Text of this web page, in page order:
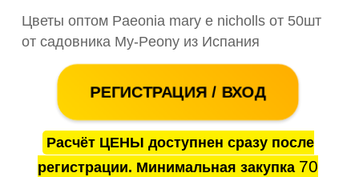
Цветы оптом Paeonia mary e nicholls от 50шт
от садовника My-Peony из Испания
РЕГИСТРАЦИЯ / ВХОД
Расчёт ЦЕНЫ доступнен сразу после
регистрации. Минимальная закупка 70